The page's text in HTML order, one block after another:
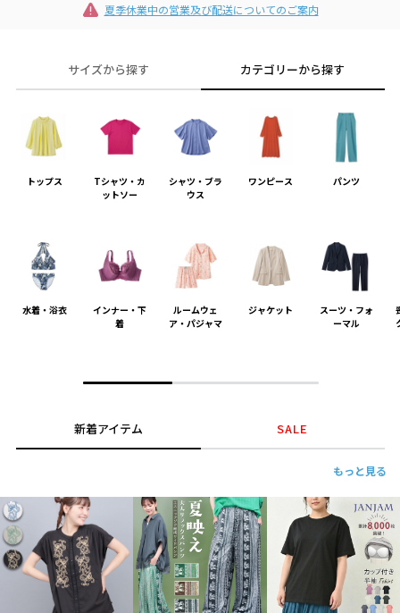
夏季休業中の営業及び配送についてのご案内
サイズから探す カテゴリーから探す
トップス
Tシャツ・カ
ットソー
シャツ・ブラ
ウス
ワンピース パンツ
水着・浴衣
インナー・下
着
ルームウェ
ア・パジャマ
ジャケット
スーツ・フォ
ーマル
新着アイテム SALE
もっと見る